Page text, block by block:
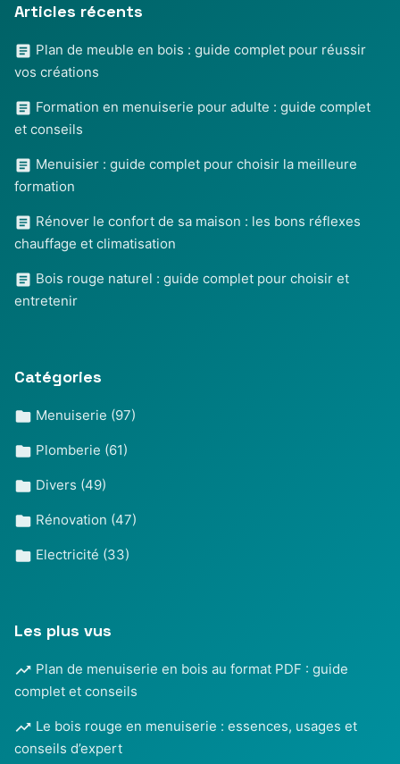
Articles récents
Plan de meuble en bois : guide complet pour réussir
vos créations
Formation en menuiserie pour adulte : guide complet
et conseils
Menuisier : guide complet pour choisir la meilleure
formation
Rénover le confort de sa maison : les bons réflexes
chauffage et climatisation
Bois rouge naturel : guide complet pour choisir et
entretenir
Catégories
Menuiserie (97)
Plomberie (61)
Divers (49)
Rénovation (47)
Electricité (33)
Les plus vus
Plan de menuiserie en bois au format PDF : guide
complet et conseils
Le bois rouge en menuiserie : essences, usages et
conseils d’expert